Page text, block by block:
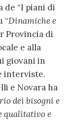
de “I piani di
“Dinamiche e
Provincia di
e alla
giovani in
interviste.
e Novara ha
dei bisogni e
qualitativo e